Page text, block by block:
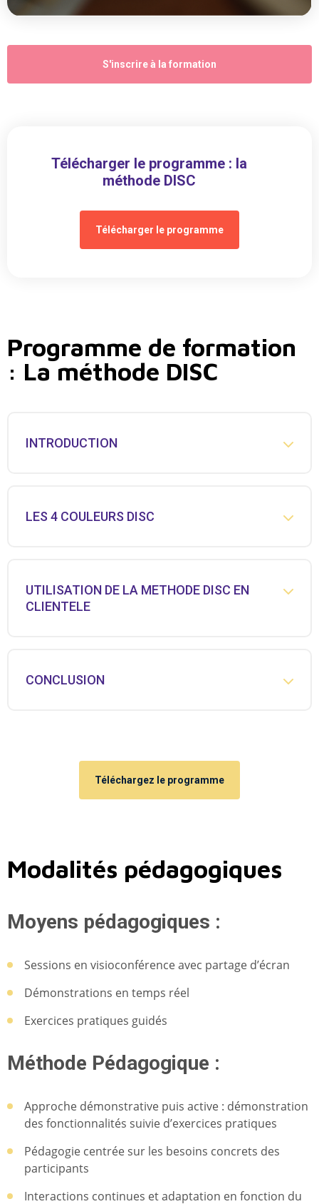
S'inscrire à la formation
Télécharger le programme : la
méthode DISC
Télécharger le programme
Programme de formation
: La méthode DISC
INTRODUCTION
LES 4 COULEURS DISC
UTILISATION DE LA METHODE DISC EN
CLIENTELE
CONCLUSION
Téléchargez le programme
Modalités pédagogiques
Moyens pédagogiques :
Sessions en visioconférence avec partage d’écran
Démonstrations en temps réel
Exercices pratiques guidés
Méthode Pédagogique :
Approche démonstrative puis active : démonstration
des fonctionnalités suivie d’exercices pratiques
Pédagogie centrée sur les besoins concrets des
participants
Interactions continues et adaptation en fonction du